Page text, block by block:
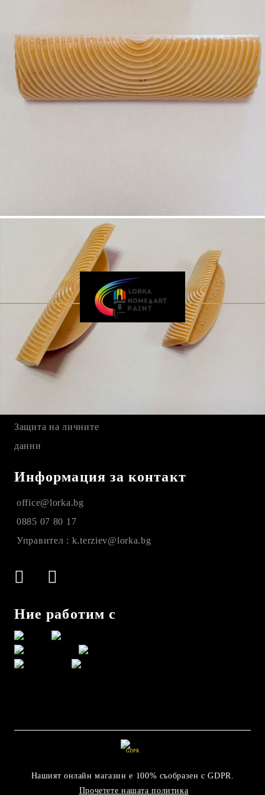
части от стената, както и върху вратите. Добре е
предварително да тествате техниката върху
парче шперплат, за да я усвоите, преди да
започнете работата.
ЗА ПОВЕЧЕ ИНФОРМАЦИЯ РАЗГЛЕДАЙТЕ
ВИДЕОТО :
Бързи връзки
Начало
Защита на личните
данни
Информация за контакт
office@lorka.bg
0885 07 80 17
Управител : k.terziev@lorka.bg
Ние работим с
GDPR
Нашият онлайн магазин е 100% съобразен с GDPR.
Прочетете нашата политика